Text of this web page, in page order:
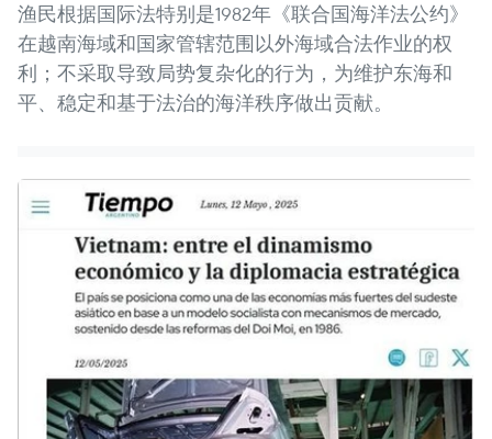
渔民根据国际法特别是1982年《联合国海洋法公约》
在越南海域和国家管辖范围以外海域合法作业的权
利；不采取导致局势复杂化的行为，为维护东海和
平、稳定和基于法治的海洋秩序做出贡献。